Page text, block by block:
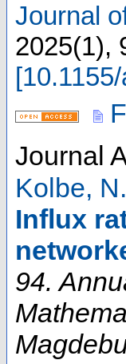
Journal
2025(1),
[
Journal
Kolbe, N.
Influx
94.